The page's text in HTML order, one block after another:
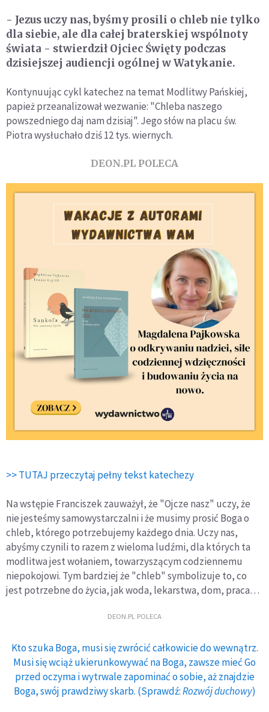
- Jezus uczy nas, byśmy prosili o chleb nie tylko
dla siebie, ale dla całej braterskiej wspólnoty
świata - stwierdził Ojciec Święty podczas
dzisiejszej audiencji ogólnej w Watykanie.
Kontynuując cykl katechez na temat Modlitwy Pańskiej,
papież przeanalizował wezwanie: "Chleba naszego
powszedniego daj nam dzisiaj". Jego słów na placu św.
Piotra wysłuchało dziś 12 tys. wiernych.
DEON.PL POLECA
>> TUTAJ przeczytaj pełny tekst katechezy
Na wstępie Franciszek zauważył, że "Ojcze nasz" uczy, że
nie jesteśmy samowystarczalni i że musimy prosić Boga o
chleb, którego potrzebujemy każdego dnia. Uczy nas,
abyśmy czynili to razem z wieloma ludźmi, dla których ta
modlitwa jest wołaniem, towarzyszącym codziennemu
niepokojowi. Tym bardziej że "chleb" symbolizuje to, co
jest potrzebne do życia, jak woda, lekarstwa, dom, praca…
DEON.PL POLECA
Kto szuka Boga, musi się zwrócić całkowicie do wewnątrz.
Musi się wciąż ukierunkowywać na Boga, zawsze mieć Go
przed oczyma i wytrwale zapominać o sobie, aż znajdzie
Boga, swój prawdziwy skarb. (Sprawdź:Rozwój duchowy)